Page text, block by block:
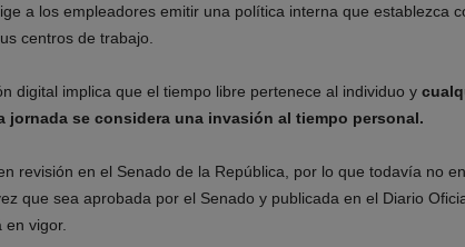
a los empleadores emitir una política interna que establezca
centros de trabajo.
digital implica que el tiempo libre pertenece al individuo y
jornada se considera una invasión al tiempo personal.
revisión en el Senado de la República, por lo que todavía no
que sea aprobada por el Senado y publicada en el Diario
en vigor.